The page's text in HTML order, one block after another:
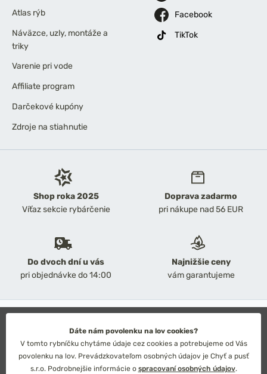
Shop roka 2025
Víťaz sekcie rybárčenie
Doprava zadarmo
pri nákupe nad 56 EUR
Do dvoch dní u vás
pri objednávke do 14:00
Najnižšie ceny
vám garantujeme
Atlas rýb
Náväzce, uzly, montáže a
triky
Varenie pri vode
Affiliate program
Darčekové kupóny
Zdroje na stiahnutie
Facebook
TikTok
Obchodné podmienky
Ochrana osobných údajov
Technické riešenie: Simplia s.r.o.
Strategický dizajn: Petr Široký
Dáte nám povolenku na lov cookies?
V tomto rybníčku chytáme údaje cez cookies a potrebujeme od Vás
povolenku na lov. Prevádzkovateľom osobných údajov je Chyť a pusť
s.r.o. Podrobnejšie informácie o spracovaní osobných údajov.